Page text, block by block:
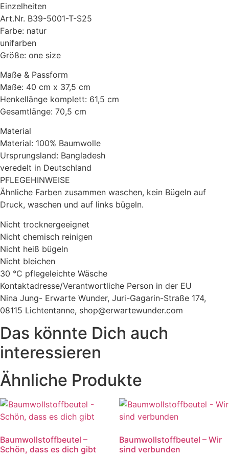
Einzelheiten
Art.Nr. B39-5001-T-S25
Farbe: natur
unifarben
Größe: one size
Maße & Passform
Maße: 40 cm x 37,5 cm
Henkellänge komplett: 61,5 cm
Gesamtlänge: 70,5 cm
Material
Material: 100% Baumwolle
Ursprungsland: Bangladesh
veredelt in Deutschland
PFLEGEHINWEISE
Ähnliche Farben zusammen waschen, kein Bügeln auf
Druck, waschen und auf links bügeln.
Nicht trocknergeeignet
Nicht chemisch reinigen
Nicht heiß bügeln
Nicht bleichen
30 °C pflegeleichte Wäsche
Kontaktadresse/Verantwortliche Person in der EU
Nina Jung- Erwarte Wunder, Juri-Gagarin-Straße 174,
08115 Lichtentanne, shop@erwartewunder.com
Das könnte Dich auch
interessieren
Ähnliche Produkte
Baumwollstoffbeutel –
Schön, dass es dich gibt
Baumwollstoffbeutel – Wir
sind verbunden